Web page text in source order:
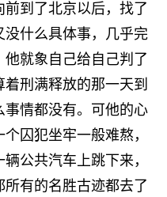
到了北京以后，找了
什么具体事，几乎完
就象自己给自己判了
刑满释放的那一天到
情都没有。可他的心
囚犯坐牢一般难熬，
公共汽车上跳下来，
有的名胜古迹都去了